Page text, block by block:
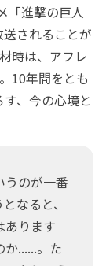
「進撃の巨人
されることが
時は、アフレ
10年間をとも
、今の心境と
うのが一番
なると、
あります
......。た